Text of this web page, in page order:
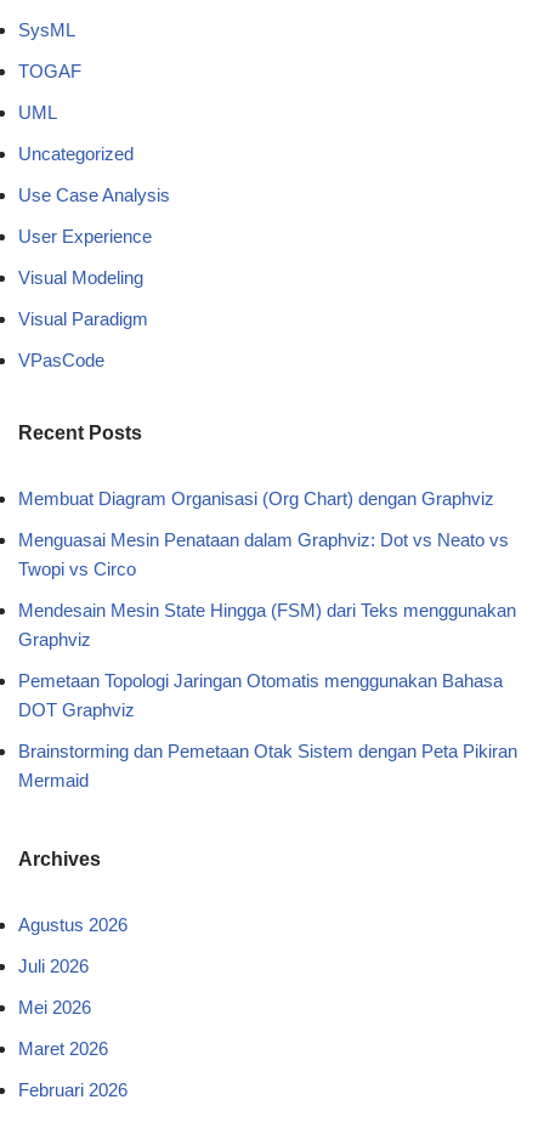
SysML
TOGAF
UML
Uncategorized
Use Case Analysis
User Experience
Visual Modeling
Visual Paradigm
VPasCode
Recent Posts
Membuat Diagram Organisasi (Org Chart) dengan Graphviz
Menguasai Mesin Penataan dalam Graphviz: Dot vs Neato vs
Twopi vs Circo
Mendesain Mesin State Hingga (FSM) dari Teks menggunakan
Graphviz
Pemetaan Topologi Jaringan Otomatis menggunakan Bahasa
DOT Graphviz
Brainstorming dan Pemetaan Otak Sistem dengan Peta Pikiran
Mermaid
Archives
Agustus 2026
Juli 2026
Mei 2026
Maret 2026
Februari 2026